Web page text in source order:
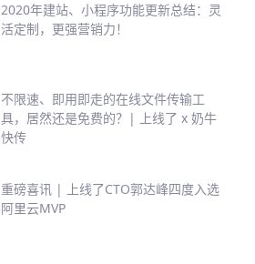
2020年建站、小程序功能更新总结：灵
活定制，更强营销力！
不限速、即用即走的在线文件传输工
具，居然还是免费的？| 上线了 x 奶牛
快传
重磅喜讯 | 上线了CTO郭达峰四度入选
阿里云MVP